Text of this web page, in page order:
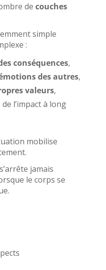
de couches
simple
:
conséquences,
des autres,
valeurs,
de l’impact à long
mobilise
jamais
le corps se